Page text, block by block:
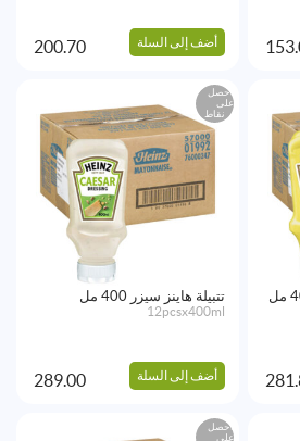
أضف إلى السلة 200.70
احصل
على
نقاط
تتبيلة هاينز سيزر 400 مل
12pcsx400ml
أضف إلى السلة 289.00
احصل
على